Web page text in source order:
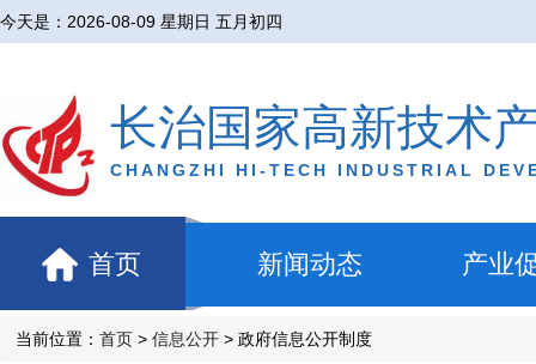
今天是： 2026-08-09 星期日 五月初四
长治国家高新技术
CHANGZHI HI-TECH INDUSTRIAL
首页 新闻动态 产业
当前位置： 首页 > 信息公开 > 政府信息公开制度